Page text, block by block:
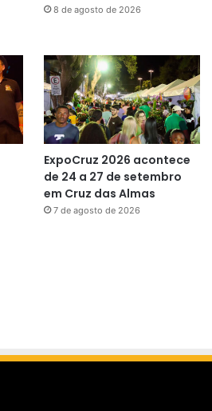
8 de agosto de 2026
ExpoCruz 2026 acontece
de 24 a 27 de setembro
em Cruz das Almas
7 de agosto de 2026